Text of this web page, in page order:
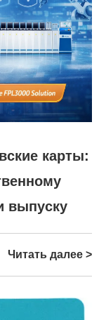
карты:
выпуску
Читать далее >